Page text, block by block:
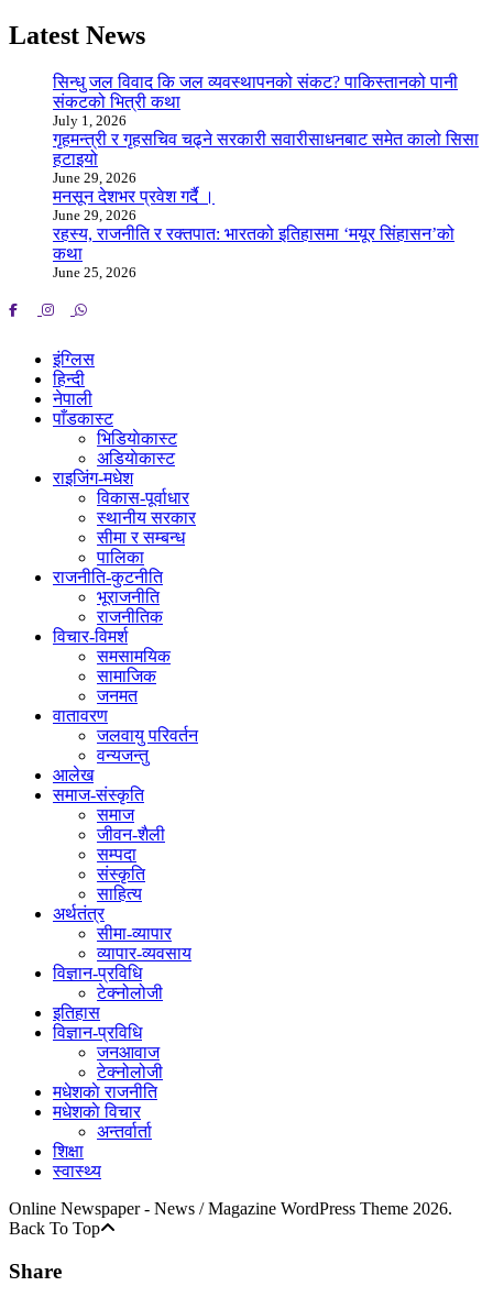
Latest News
सिन्धु जल विवाद कि जल व्यवस्थापनको संकट? पाकिस्तानको पानी
संकटको भित्री कथा
July 1, 2026
गृहमन्त्री र गृहसचिव चढ्ने सरकारी सवारीसाधनबाट समेत कालो सिसा
हटाइयो
June 29, 2026
मनसून देशभर प्रवेश गर्दै ।
June 29, 2026
रहस्य, राजनीति र रक्तपात: भारतको इतिहासमा ‘मयूर सिंहासन’को
कथा
June 25, 2026
इंग्लिस
हिन्दी
नेपाली
पाँडकास्ट
भिडियाेकास्ट
अडियाेकास्ट
राइजिंग-मधेश
विकास-पूर्वाधार
स्थानीय सरकार
सीमा र सम्बन्ध
पालिका
राजनीति-कुटनीति
भूराजनीति
राजनीतिक
विचार-विमर्श
समसामयिक
सामाजिक
जनमत
वातावरण
जलवायु परिवर्तन
वन्यजन्तु
आलेख
समाज-संस्कृति
समाज
जीवन-शैली
सम्पदा
संस्कृति
साहित्य
अर्थतंत्र
सीमा-व्यापार
व्यापार-व्यवसाय
विज्ञान-प्रविधि
टेक्नोलोजी
इतिहास
विज्ञान-प्रविधि
जनआवाज
टेक्नोलोजी
मधेशकाे राजनीति
मधेशकाे विचार
अन्तर्वार्ता
शिक्षा
स्वास्थ्य
Online Newspaper - News / Magazine WordPress Theme 2026.
Back To Top
Share